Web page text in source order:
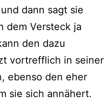
dann sagt sie
dem Versteck ja
den dazu
vortrefflich in seiner
ebenso den eher
sie sich annähert.